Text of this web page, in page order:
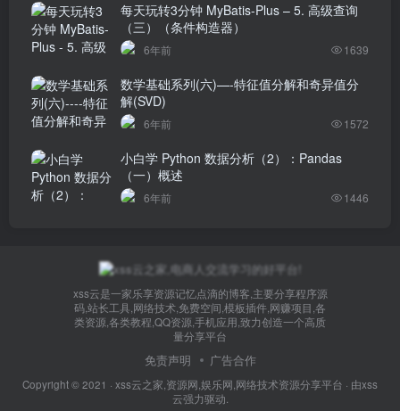
每天玩转3分钟 MyBatis-Plus – 5. 高级查询
（三）（条件构造器）
6年前 1639
数学基础系列(六)—-特征值分解和奇异值分
解(SVD)
6年前 1572
小白学 Python 数据分析（2）：Pandas
（一）概述
6年前 1446
xss云是一家乐享资源记忆点滴的博客,主要分享程序源
码,站长工具,网络技术,免费空间,模板插件,网赚项目,各
类资源,各类教程,QQ资源,手机应用,致力创造一个高质
量分享平台
免责声明 广告合作
Copyright © 2021 · xss云之家,资源网,娱乐网,网络技术资源分享平台 · 由xss
云强力驱动.